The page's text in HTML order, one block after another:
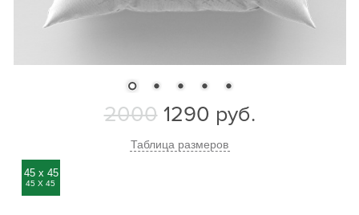
2000 1290 руб.
Таблица размеров
45 x 45
45 Х 45